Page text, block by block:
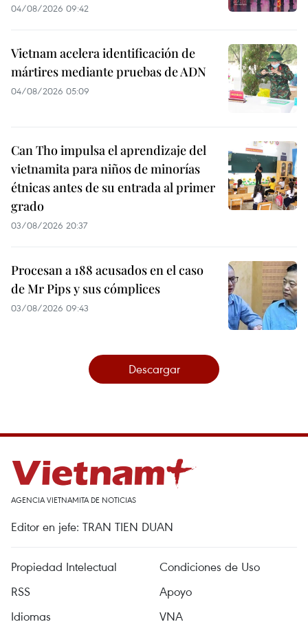
04/08/2026 09:42
Vietnam acelera identificación de
mártires mediante pruebas de ADN
04/08/2026 05:09
Can Tho impulsa el aprendizaje del
vietnamita para niños de minorías
étnicas antes de su entrada al primer
grado
03/08/2026 20:37
Procesan a 188 acusados en el caso
de Mr Pips y sus cómplices
03/08/2026 09:43
Descargar
AGENCIA VIETNAMITA DE NOTICIAS
Editor en jefe: TRAN TIEN DUAN
Propiedad Intelectual
Condiciones de Uso
RSS
Apoyo
Idiomas
VNA